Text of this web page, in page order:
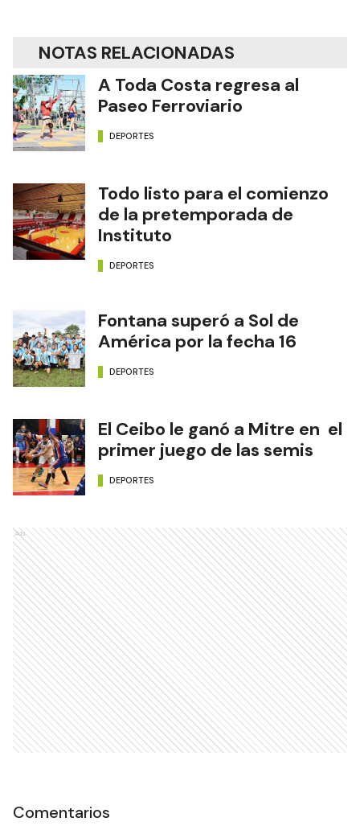
NOTAS RELACIONADAS
A Toda Costa regresa al
Paseo Ferroviario
DEPORTES
Todo listo para el comienzo
de la pretemporada de
Instituto
DEPORTES
Fontana superó a Sol de
América por la fecha 16
DEPORTES
El Ceibo le ganó a Mitre en el
primer juego de las semis
DEPORTES
Ads
Comentarios